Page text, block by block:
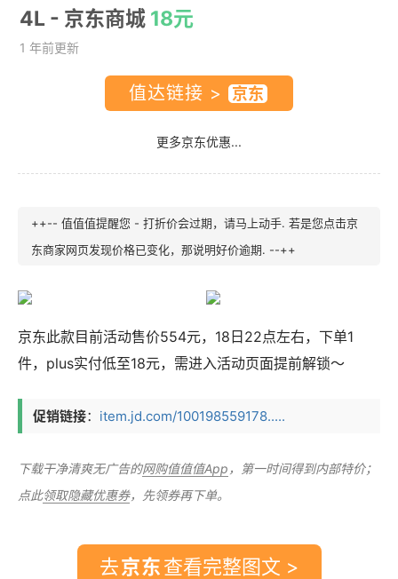
4L - 京东商城 18元
1 年前更新
值达链接 >
更多京东优惠...
++-- 值值值提醒您 - 打折价会过期，请马上动手. 若是您点击京
东商家网页发现价格已变化，那说明好价逾期. --++
京东此款目前活动售价554元，18日22点左右，下单1
件，plus实付低至18元，需进入活动页面提前解锁～
促销链接： item.jd.com/100198559178.....
下载干净清爽无广告的网购值值值App ，第一时间得到内部特价；
点此领取隐藏优惠券，先领券再下单。
去 查看完整图文 >